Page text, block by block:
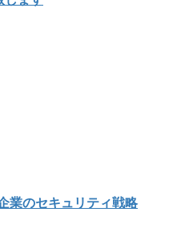
業のセキュリティ戦略